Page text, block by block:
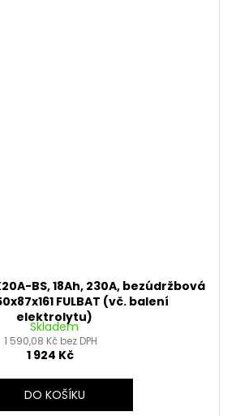
BS, 18Ah, 230A, bezúdržbová
FULBAT (vč. balení
elektrolytu)
Skladem
1 590,08 Kč bez DPH
1 924 Kč
DO KOŠÍKU